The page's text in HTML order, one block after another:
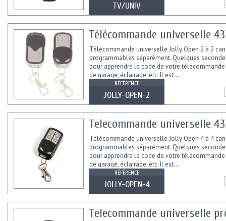
TV/UNIV
Télécommande universelle
Télécommande universelle Jolly Open 2 à 2
programmables séparément. Quelques
pour apprendre le code de votre
de garage, éclairage, etc. Il est...
RÉFÉRENCE
JOLLY-OPEN-2
Telecommande universelle
Télécommande universelle Jolly Open 4 à 4
programmables séparément. Quelques
pour apprendre le code de votre
de garage, éclairage, etc. Il est...
RÉFÉRENCE
JOLLY-OPEN-4
Telecommande universelle